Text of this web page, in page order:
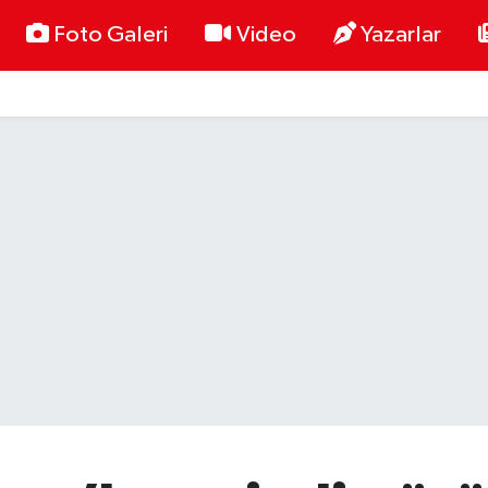
Foto Galeri Video Yazarlar